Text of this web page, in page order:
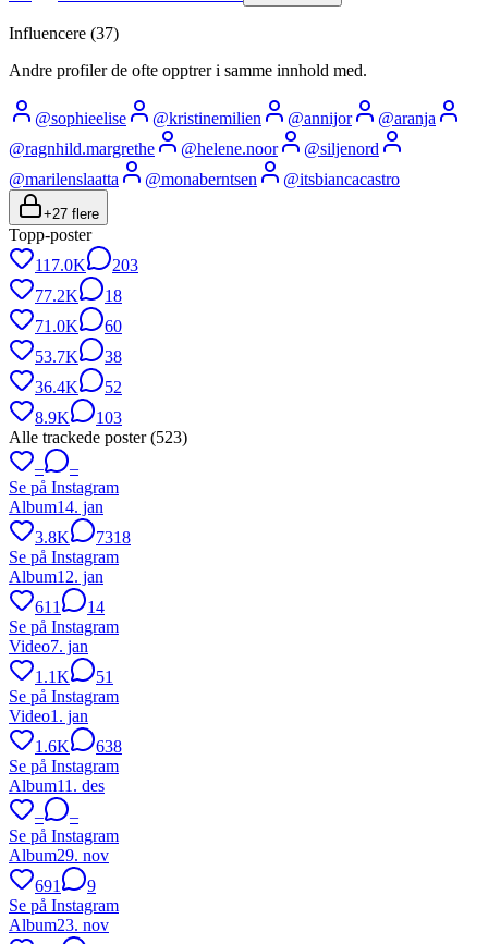
Influencere (37)
Andre profiler de ofte opptrer i samme innhold med.
@sophieelise @kristinemilien @annijor @aranja
@ragnhild.margrethe @helene.noor @siljenord
@marilenslaatta @monaberntsen @itsbiancacastro
+27 flere
Topp-poster
117.0K
203
77.2K
18
71.0K
60
53.7K
38
36.4K
52
8.9K
103
Alle trackede poster (523)
–
–
Se på Instagram
Album14. jan
3.8K
7318
Se på Instagram
Album12. jan
611
14
Se på Instagram
Video7. jan
1.1K
51
Se på Instagram
Video1. jan
1.6K
638
Se på Instagram
Album11. des
–
–
Se på Instagram
Album29. nov
691
9
Se på Instagram
Album23. nov